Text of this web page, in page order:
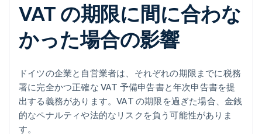
VAT の期限に間に合わな
かった場合の影響
ドイツの企業と自営業者は、それぞれの期限までに税務
署に完全かつ正確な VAT 予備申告書と年次申告書を提
出する義務があります。VAT の期限を過ぎた場合、金銭
的なペナルティや法的なリスクを負う可能性がありま
す。